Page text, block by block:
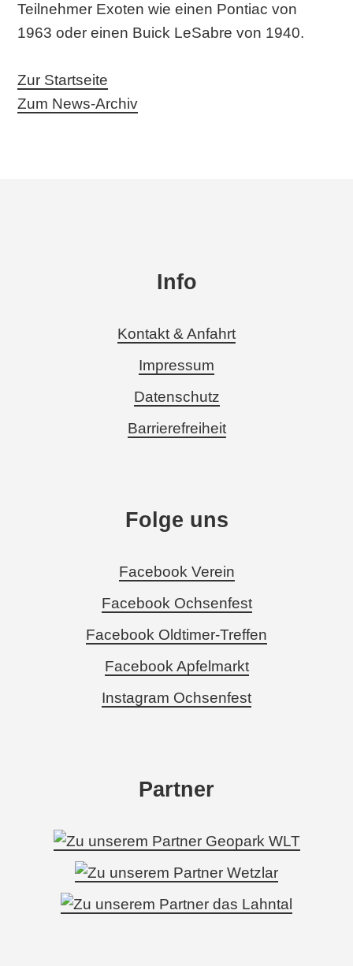
Teilnehmer Exoten wie einen Pontiac von
1963 oder einen Buick LeSabre von 1940.
Zur Startseite
Zum News-Archiv
Info
Kontakt & Anfahrt
Impressum
Datenschutz
Barrierefreiheit
Folge uns
Facebook Verein
Facebook Ochsenfest
Facebook Oldtimer-Treffen
Facebook Apfelmarkt
Instagram Ochsenfest
Partner